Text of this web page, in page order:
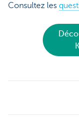
Consultez les